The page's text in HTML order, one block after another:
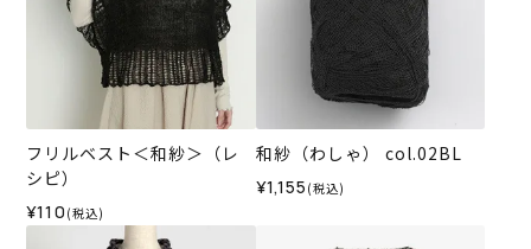
フリルベスト＜和紗＞（レ
シピ）
¥110 (税込)
和紗（わしゃ） col.02BL
¥1,155 (税込)